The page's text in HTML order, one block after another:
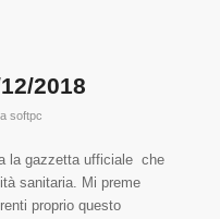
2018
softpc
la gazzetta ufficiale che
sanitaria. Mi preme
proprio questo